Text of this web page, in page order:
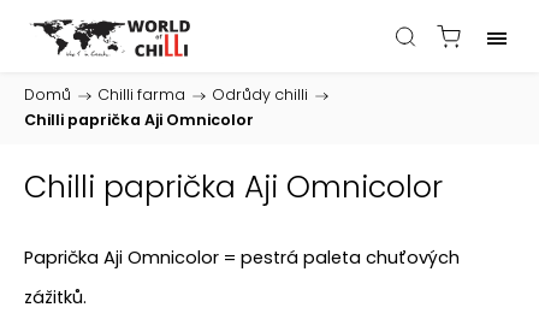
Domů / Chilli farma / Odrůdy chilli /
Chilli paprička Aji Omnicolor
Chilli paprička Aji Omnicolor
Paprička Aji Omnicolor = pestrá paleta chuťových
zážitků.